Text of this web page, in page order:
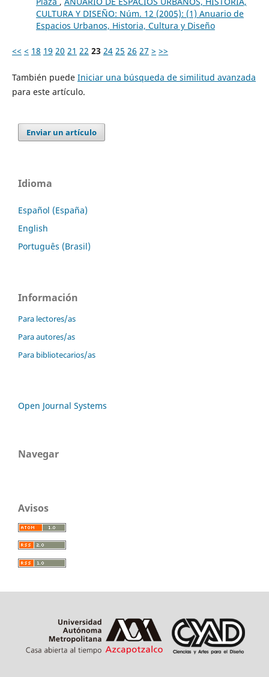
CULTURA Y DISEÑO: Núm. 12 (2005): (1) Anuario de
Espacios Urbanos, Historia, Cultura y Diseño
<< < 18 19 20 21 22 23 24 25 26 27 > >>
También puede Iniciar una búsqueda de similitud avanzada
para este artículo.
Enviar un artículo
Idioma
Español (España)
English
Português (Brasil)
Información
Para lectores/as
Para autores/as
Para bibliotecarios/as
Open Journal Systems
Navegar
Avisos